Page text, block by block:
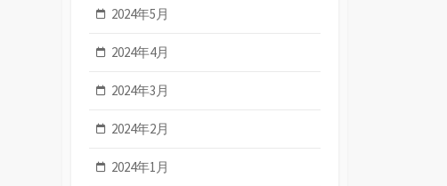
2024年5月
2024年4月
2024年3月
2024年2月
2024年1月